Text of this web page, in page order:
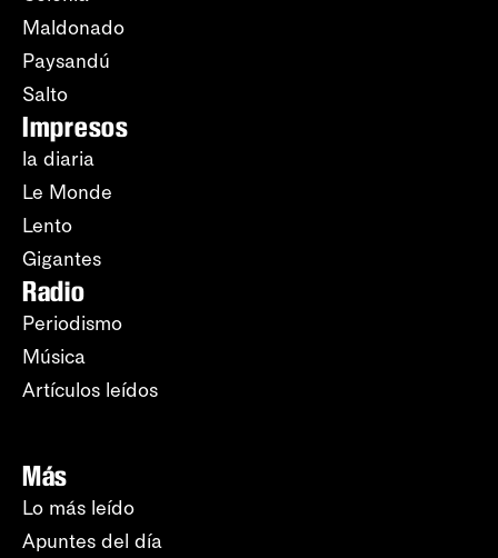
Maldonado
Paysandú
Salto
Impresos
la diaria
Le Monde
Lento
Gigantes
Radio
Periodismo
Música
Artículos leídos
Más
Lo más leído
Apuntes del día